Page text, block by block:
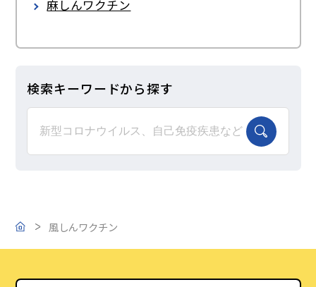
このサイトについて
麻しんワクチン
チン
ロタウイルスワクチン
おたふくかぜワクチン
肺炎球菌ワクチン（小児・成人）
子宮頸(けい)がんワクチン
Ｂ型肝炎ワクチン
検索キーワードから探す
トップ風しんワクチン